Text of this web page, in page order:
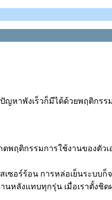
หาพังเร็วก็มีได้ด้วยพฤติกร
พฤติกรรมการใช้งานของตั
อร์ร้อน การหล่อเย็นระบบ
ลังแทบทุกรุ่น เมื่อเราตั้งชิ